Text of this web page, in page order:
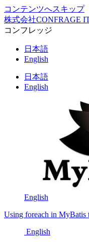
コンテンツへスキップ
株式会社CONFRAGE
コンフレッジ
日本語
English
日本語
English
English
Using foreach in MyBatis
English